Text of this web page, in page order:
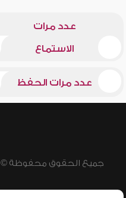
عدد مرات
الاستماع
عدد مرات الحفظ
جميع الحقوق محفوظة © 2026 - 1998 لشبكة إسلام ويب